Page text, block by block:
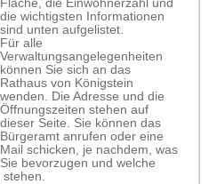
Fläche, die Einwohnerzahl und
die wichtigsten Informationen
sind unten aufgelistet.
Für alle
Verwaltungsangelegenheiten
können Sie sich an das
Rathaus von Königstein
wenden. Die Adresse und die
Öffnungszeiten stehen auf
dieser Seite. Sie können das
Bürgeramt anrufen oder eine
Mail schicken, je nachdem, was
Sie bevorzugen und welche